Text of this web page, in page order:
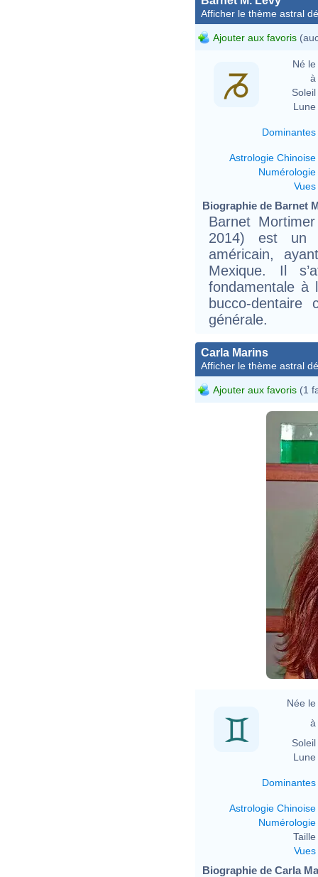
Afficher le thème astral
Ajouter aux favoris
Né le
à
Soleil
Lune
Dominantes
Astrologie Chinoise
Numérologie
Vues
Biographie de Barnet
Barnet
2014) est un
américain,
Mexique. Il
fondamentale à
bucco-dentaire
générale.
Carla Marins
Afficher le thème astral
Ajouter aux favoris (1
Née le
à
Soleil
Lune
Dominantes
Astrologie Chinoise
Numérologie
Taille
Vues
Biographie de Carla